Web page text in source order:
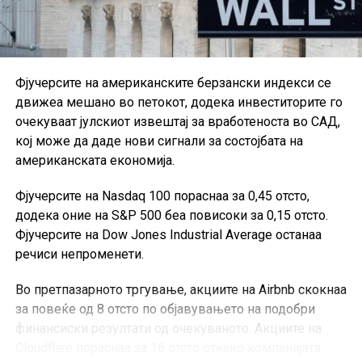
Фјучерсите на американските берзански индекси се
движеа мешано во петокот, додека инвеститорите го
очекуваат јулскиот извештај за вработеноста во САД,
кој може да даде нови сигнали за состојбата на
американската економија.
Фјучерсите на Nasdaq 100 пораснаа за 0,45 отсто,
додека оние на S&P 500 беа повисоки за 0,15 отсто.
Фјучерсите на Dow Jones Industrial Average останаа
речиси непроменети.
Во претпазарното тргување, акциите на Airbnb скокнаа
за повеќе од 8 отсто по објавувањето на подобри
финансиски резултати од очекуваното. Акциите на